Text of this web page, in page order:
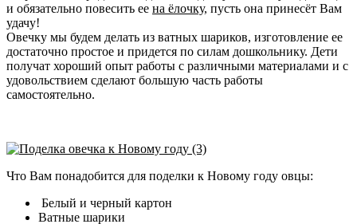
и обязательно повесить ее на ёлочку, пусть она принесёт Вам
удачу!
Овечку мы будем делать из ватных шариков, изготовление ее
достаточно простое и придется по силам дошкольнику. Дети
получат хороший опыт работы с различными материалами и с
удовольствием сделают большую часть работы
самостоятельно.
Что Вам понадобится для поделки к Новому году овцы:
Белый и черный картон
Ватные шарики